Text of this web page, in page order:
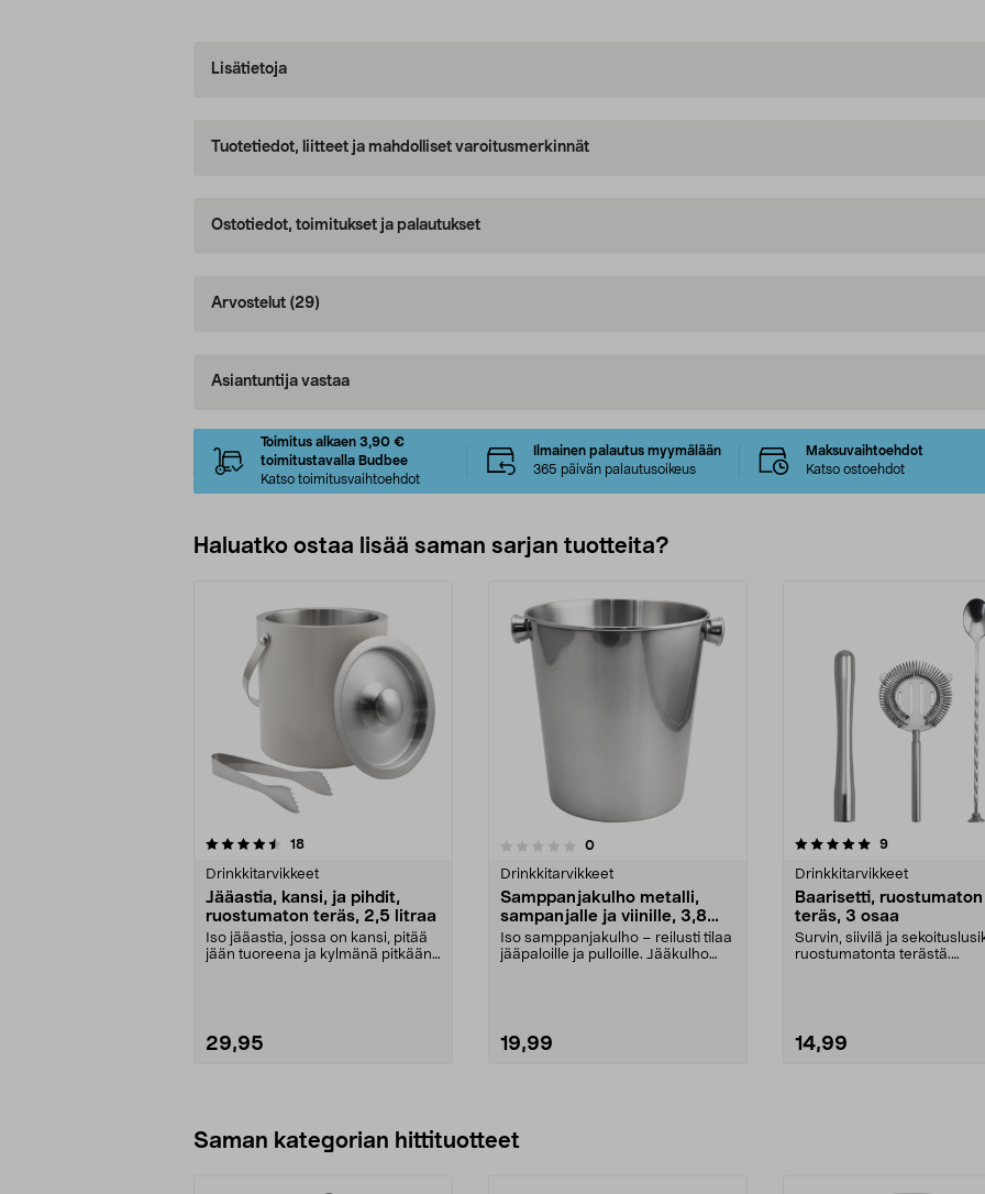
Lisätietoja
Tuotetiedot, liitteet ja mahdolliset varoitusmerkinnät
Ostotiedot, toimitukset ja palautukset
Arvostelut (29)
Asiantuntija vastaa
Toimitus alkaen 3,90 €
toimitustavalla Budbee
Katso toimitusvaihtoehdot
Ilmainen palautus myymälään
365 päivän palautusoikeus
Maksuvaihtoehdot
Katso ostoehdot
Haluatko ostaa lisää saman sarjan tuotteita?
18arvostelut
Drinkkitarvikkeet
Jääastia, kansi, ja pihdit,
ruostumaton teräs, 2,5 litraa
Iso jääastia, jossa on kansi, pitää
jään tuoreena ja kylmänä pitkään.
29,95
0.0 viidestä
0arvostelut
Drinkkitarvikkeet
Samppanjakulho metalli,
sampanjalle ja viinille, 3,8
litraa
Iso samppanjakulho – reilusti tilaa
jääpaloille ja pulloille. Jääkulho
19,99
5.0viidestä
9arvostelut
Drinkkitarvikkeet
Baarisetti, ruostumaton
teräs, 3 osaa
Survin, siivilä ja
ruostumatonta terästä.
14,99
Saman kategorian hittituotteet